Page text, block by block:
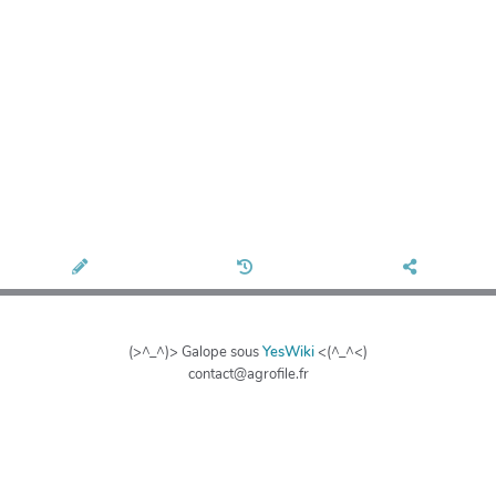
(>^_^)> Galope sousYesWiki<(^_^<)
contact@agrofile.fr